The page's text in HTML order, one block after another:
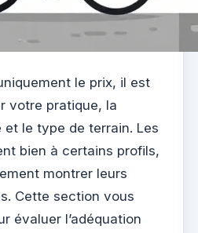
le prix, il est
votre pratique, la
le type de terrain. Les
bien à certains profils,
montrer leurs
Cette section vous
évaluer l’adéquation